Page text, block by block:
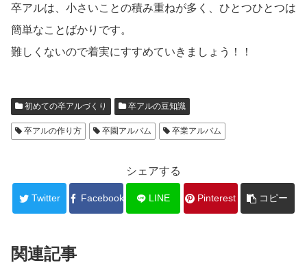
卒アルは、小さいことの積み重ねが多く、ひとつひとつは
簡単なことばかりです。
難しくないので着実にすすめていきましょう！！
初めての卒アルづくり 卒アルの豆知識
卒アルの作り方 卒園アルバム 卒業アルバム
シェアする
Twitter Facebook LINE Pinterest コピー
関連記事